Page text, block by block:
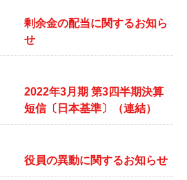
剰余金の配当に関するお知ら
せ
2022年3月期 第3四半期決算
短信〔日本基準〕（連結）
役員の異動に関するお知らせ